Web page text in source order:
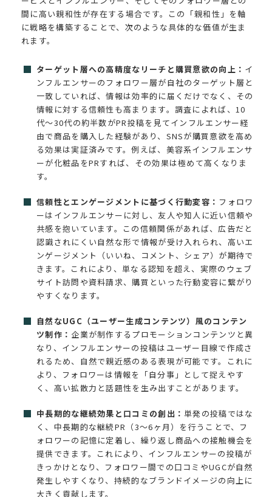
間に高い親和性が存在する場合です。この「親和性」を軸
に戦略を構築することで、次のような具体的な価値が生ま
れます。
ターゲット層への高精度なリーチと購買意欲の向上： イ
ンフルエンサーのフォロワー層が自社のターゲット層と
一致していれば、情報は効率的に届くだけでなく、その
情報に対する信頼性も高まります。調査によれば、10
代〜30代の約半数がPR投稿を見てインフルエンサー経
由で商品を購入した経験があり、SNSが購買意欲を高め
る効果は実証済みです。例えば、美容系インフルエンサ
ーが化粧品をPRすれば、その効果は極めて高くなりま
す。
信頼性とエンゲージメントに基づく行動変容： フォロワ
ーはインフルエンサーに対し、友人や知人に近い信頼や
共感を抱いています。この信頼関係があれば、広告だと
認識されにくい自然な形で情報が受け入れられ、高いエ
ンゲージメント（いいね、コメント、シェア）が期待で
きます。これにより、単なる認知を超え、実際のウェブ
サイト訪問や資料請求、購買といった行動変容に繋がり
やすくなります。
自然なUGC（ユーザー生成コンテンツ）風のコンテン
ツ制作： 企業が制作するプロモーションコンテンツと異
なり、インフルエンサーの投稿はユーザー目線で作成さ
れるため、自然で親近感のある表現が可能です。これに
より、フォロワーは情報を「自分事」として捉えやす
く、高い拡散力と話題性を生み出すことがあります。
中長期的な継続効果と口コミの創出：単発の投稿ではな
く、中長期的な継続PR（3〜6ヶ月）を行うことで、フ
ォロワーの記憶に定着し、繰り返し商品への接触機会を
提供できます。これにより、インフルエンサーの投稿が
きっかけとなり、フォロワー間での口コミやUGCが自然
発生しやすくなり、持続的なブランドイメージの向上に
大きく貢献します。